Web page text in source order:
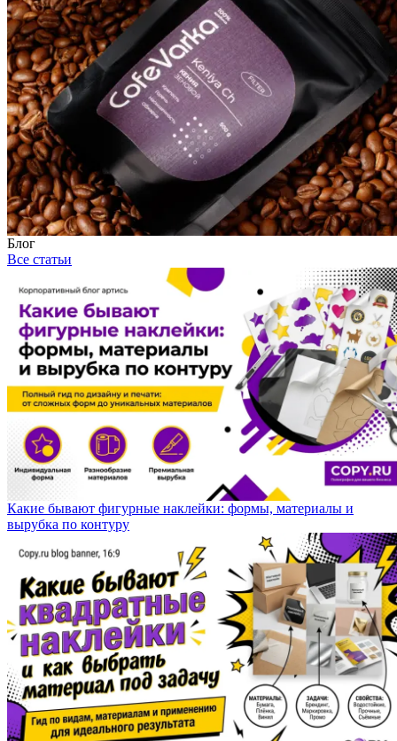
Блог
Все статьи
Какие бывают фигурные наклейки: формы, материалы и
вырубка по контуру